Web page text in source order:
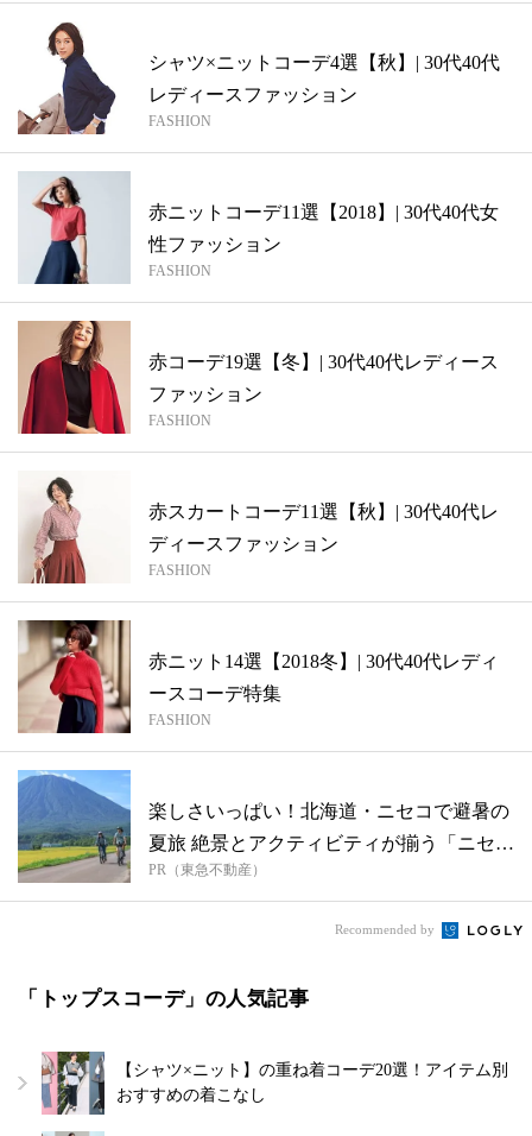
シャツ×ニットコーデ4選【秋】| 30代40代
レディースファッション
FASHION
赤ニットコーデ11選【2018】| 30代40代女
性ファッション
FASHION
赤コーデ19選【冬】| 30代40代レディース
ファッション
FASHION
赤スカートコーデ11選【秋】| 30代40代レ
ディースファッション
FASHION
赤ニット14選【2018冬】| 30代40代レディ
ースコーデ特集
FASHION
楽しさいっぱい！北海道・ニセコで避暑の
夏旅 絶景とアクティビティが揃う「ニセコ
東...
PR（東急不動産）
Recommended by
「トップスコーデ」の人気記事
【シャツ×ニット】の重ね着コーデ20選！アイテム別
おすすめの着こなし